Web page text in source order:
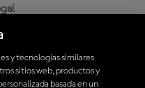
y tecnologías similares
sitios web, productos y
basada en un